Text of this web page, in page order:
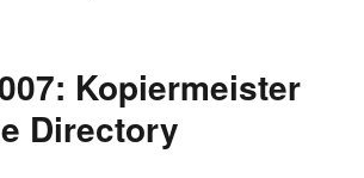
Kopiermeister
Directory